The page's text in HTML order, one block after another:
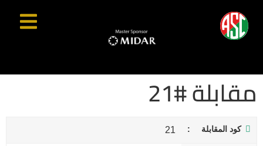
مقابلة #21
كود المقابلة 21